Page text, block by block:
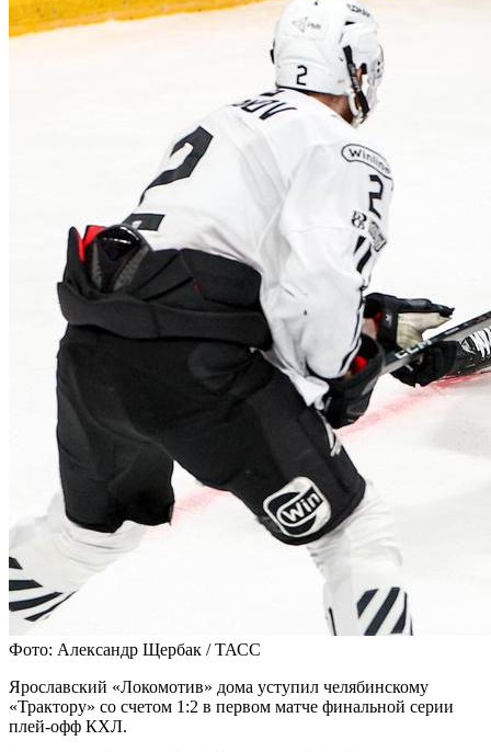
Фото: Александр Щербак / ТАСС
Ярославский «Локомотив» дома уступил челябинскому
«Трактору» со счетом 1:2 в первом матче финальной серии
плей-офф КХЛ.